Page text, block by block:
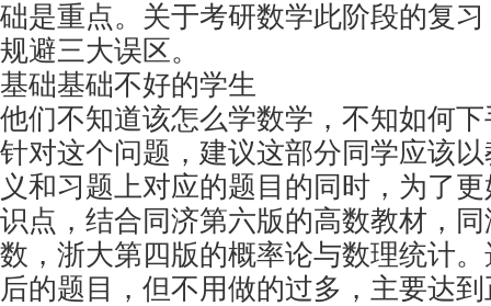
础是重点。关于考研数学此阶段的复
规避三大误区。
基础基础不好的学生
他们不知道该怎么学数学，不知如何下
针对这个问题，建议这部分同学应该
义和习题上对应的题目的同时，为了
识点，结合同济第六版的高数教材，
数，浙大第四版的概率论与数理统计
后的题目，但不用做的过多，主要达